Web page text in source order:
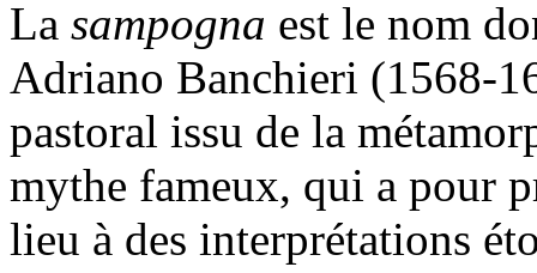
La sampogna est le nom
Adriano Banchieri (1568-
pastoral issu de la
mythe fameux, qui a pour
lieu à des interprétations